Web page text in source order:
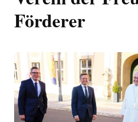
Förderer